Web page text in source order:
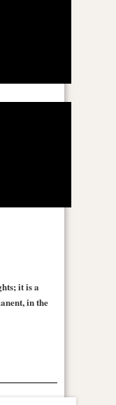
it is a
in the